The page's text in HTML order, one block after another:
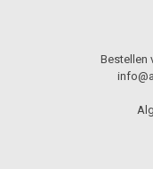
Bestellen